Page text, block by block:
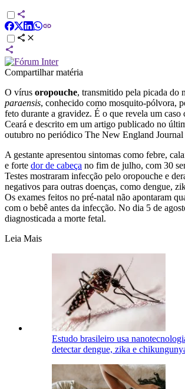
Compartilhar matéria
O vírus oropouche, transmitido pela picada do
paraensis, conhecido como mosquito-pólvora,
feto durante a gravidez. É o que revela um
Ceará e descrito em um artigo publicado no
outubro no periódico The New England
A gestante apresentou sintomas como febre,
e forte dor de cabeça no fim de julho, com 30
Testes mostraram infecção pelo oropouche e
negativos para outras doenças, como dengue,
Os exames feitos no pré-natal não apontaram
com o bebê antes da infecção. No dia 5 de
diagnosticada a morte fetal.
Leia Mais
Estudo brasileiro usa
detectar dengue, zika e